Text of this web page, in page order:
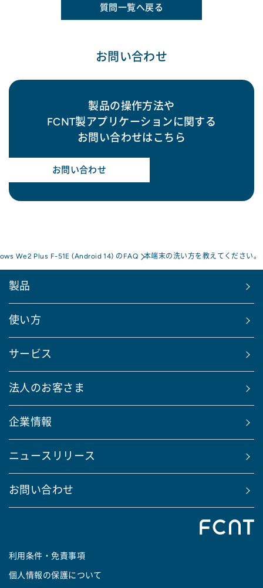
質問一覧へ戻る
お問い合わせ
製品の操作方法や
FCNT製アプリケーションに関する
お問い合わせはこちら
お問い合わせ
We2 Plus F-51E (Android 14) のFAQ 本端末の洗い方を教えてください。
製品
使い方
サービス
法人のお客さま
企業情報
ニュースリリース
お問い合わせ
利用条件・免責事項
個人情報の保護について